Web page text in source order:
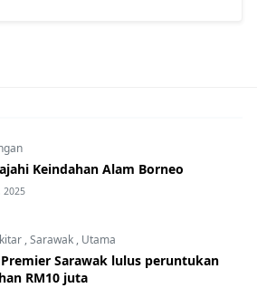
Keindahan Alam Borneo
2025
,Sarawak , Utama
Sarawak lulus peruntukan
RM10 juta